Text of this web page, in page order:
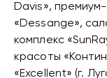
Davis»,
«Dessange»,
комплекс
красоты
«Excellent» (г.